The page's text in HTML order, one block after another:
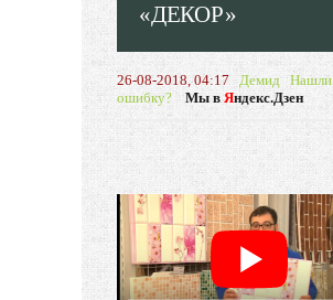
«ДЕКОР»
26-08-2018, 04:17 Демид Нашли
ошибку?
Мы вЯндекс.Дзен